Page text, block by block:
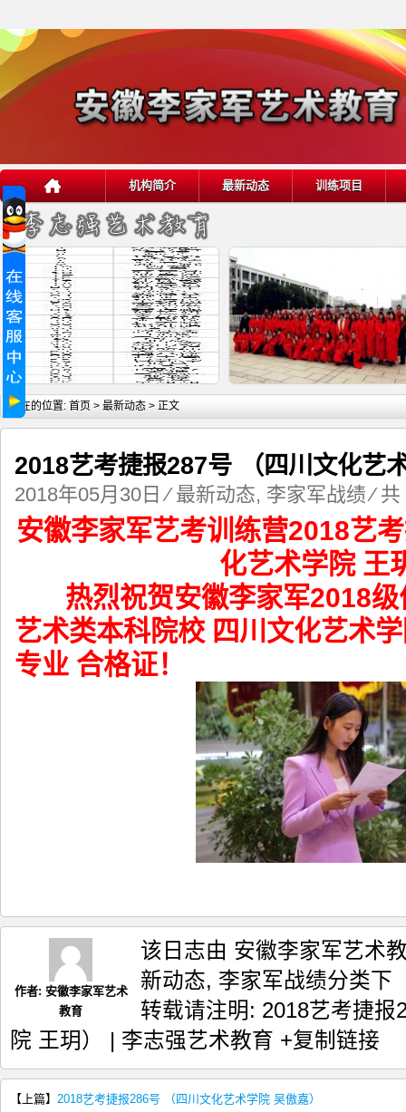
机构简介 最新动态 训练项目
详细内容
安徽李家军艺考训练营2019结业考 2020届安徽李家军艺考训练营
现在的位置: 首页 > 最新动态 > 正文
2018艺考捷报287号 （四川文化艺
2018年05月30日 ⁄最新动态, 李家军战绩⁄
安徽李家军艺考训练营2018艺
化艺术学院 王
热烈祝贺安徽李家军2018级
艺术类本科院校 四川文化艺术
专业 合格证！
作者: 安徽李家军艺术
教育
该日志由 安徽李家军艺术
新动态, 李家军战绩分类下
转载请注明: 2018艺考捷报
院 王玥） | 李志强艺术教育 +复制链接
【上篇】 2018艺考捷报286号 （四川文化艺术学院 吴傲嘉）